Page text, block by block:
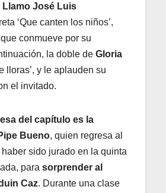
Llamo José Luis
‘Que canten los niños’,
conmueve por su
la doble de Gloria
lloras’, y le aplauden su
el invitado.
del capítulo es la
Bueno, quien regresa al
sido jurado en la quinta
para sorprender al
Caz. Durante una clase